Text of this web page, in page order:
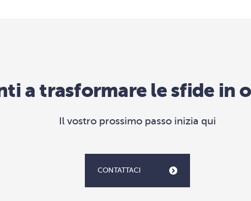
a trasformare le sfide in
Il vostro prossimo passo inizia qui
CONTATTACI